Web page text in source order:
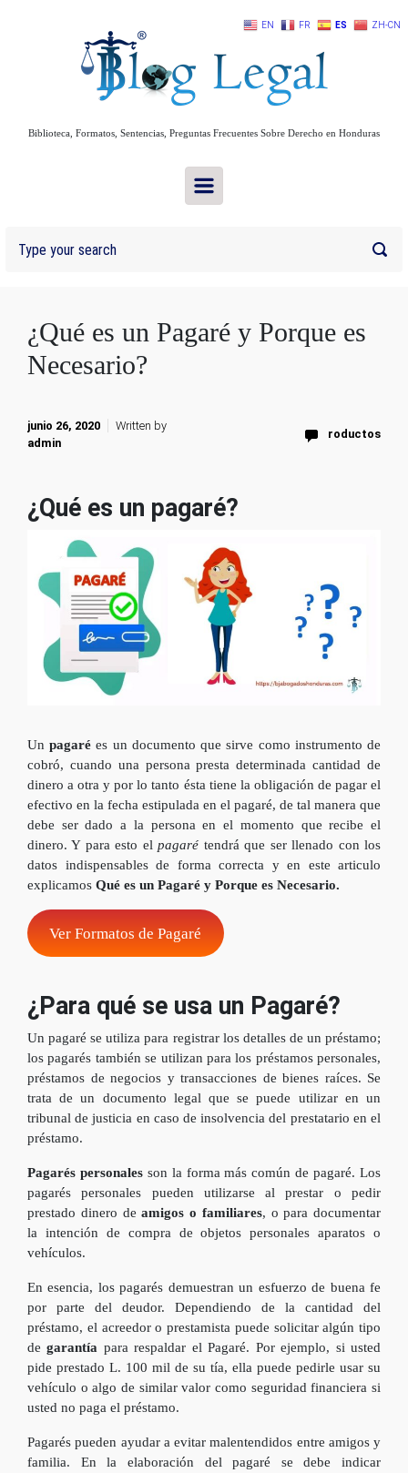
Biblioteca, Formatos, Sentencias, Preguntas Frecuentes Sobre Derecho en Honduras
¿Qué es un Pagaré y Porque es
Necesario?
junio 26, 2020
Written by
admin
roductos
¿Qué es un pagaré?
Un pagaré es un documento que sirve como instrumento de
cobró, cuando una persona presta determinada cantidad de
dinero a otra y por lo tanto ésta tiene la obligación de pagar el
efectivo en la fecha estipulada en el pagaré, de tal manera que
debe ser dado a la persona en el momento que recibe el
dinero. Y para esto elpagaré tendrá que ser llenado con los
datos indispensables de forma correcta y en este articulo
explicamos Qué es un Pagaré y Porque es Necesario.
Ver Formatos de Pagaré
¿Para qué se usa un Pagaré?
Un pagaré se utiliza para registrar los detalles de un préstamo;
los pagarés también se utilizan para los préstamos personales,
préstamos de negocios y transacciones de bienes raíces. Se
trata de un documento legal que se puede utilizar en un
tribunal de justicia en caso de insolvencia del prestatario en el
préstamo.
Pagarés personalesson la forma más común de pagaré. Los
pagarés personales pueden utilizarse al prestar o pedir
prestado dinero deamigos o familiares, o para documentar
la intención de compra de objetos personales aparatos o
vehículos.
En esencia, los pagarés demuestran un esfuerzo de buena fe
por parte del deudor. Dependiendo de la cantidad del
préstamo, el acreedor o prestamista puede solicitar algún tipo
degarantía para respaldar el Pagaré. Por ejemplo, si usted
pide prestado L. 100 mil de su tía, ella puede pedirle usar su
vehículo o algo de similar valor como seguridad financiera si
usted no paga el préstamo.
Pagarés pueden ayudar a evitar malentendidos entre amigos y
familia. En la elaboración del pagaré se debe indicar
EN FR ES ZH-CN